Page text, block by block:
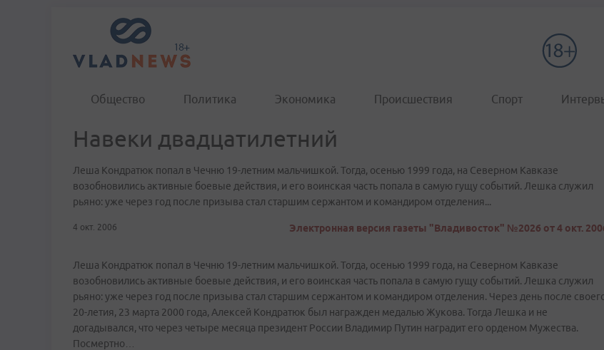
Общество Политика Экономика Происшествия Спорт
Навеки двадцатилетний
Леша Кондратюк попал в Чечню 19-летним мальчишкой. Тогда, осенью 1999 года, на Северном Кавказе
возобновились активные боевые действия, и его воинская часть попала в самую гущу событий. Лешка служил
рьяно: уже через год после призыва стал старшим сержантом и командиром отделения...
4 окт. 2006 Электронная версия газеты "Владивосток" №2026 от 4 окт.
Леша Кондратюк попал в Чечню 19-летним мальчишкой. Тогда, осенью 1999 года, на Северном Кавказе
возобновились активные боевые действия, и его воинская часть попала в самую гущу событий. Лешка служил
рьяно: уже через год после призыва стал старшим сержантом и командиром отделения. Через день после
20-летия, 23 марта 2000 года, Алексей Кондратюк был награжден медалью Жукова. Тогда Лешка и не
догадывался, что через четыре месяца президент России Владимир Путин наградит его орденом Мужества.
Посмертно…